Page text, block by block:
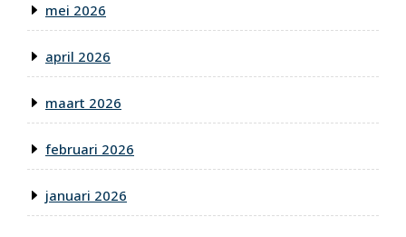
mei 2026
april 2026
maart 2026
februari 2026
januari 2026